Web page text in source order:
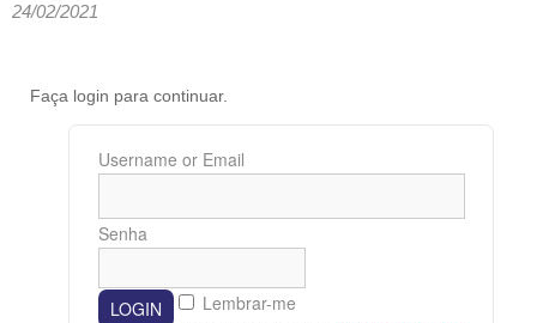
24/02/2021
Faça login para continuar.
Username or Email
Senha
Lembrar-me